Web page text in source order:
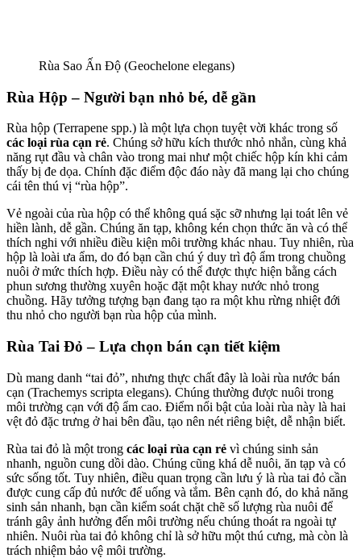
Rùa Sao Ấn Độ (Geochelone elegans)
Rùa Hộp – Người bạn nhỏ bé, dễ gần
Rùa hộp (Terrapene spp.) là một lựa chọn tuyệt vời khác trong số
các loại rùa cạn rẻ. Chúng sở hữu kích thước nhỏ nhắn, cùng khả
năng rụt đầu và chân vào trong mai như một chiếc hộp kín khi cảm
thấy bị đe dọa. Chính đặc điểm độc đáo này đã mang lại cho chúng
cái tên thú vị “rùa hộp”.
Vẻ ngoài của rùa hộp có thể không quá sặc sỡ nhưng lại toát lên vẻ
hiền lành, dễ gần. Chúng ăn tạp, không kén chọn thức ăn và có thể
thích nghi với nhiều điều kiện môi trường khác nhau. Tuy nhiên, rùa
hộp là loài ưa ẩm, do đó bạn cần chú ý duy trì độ ẩm trong chuồng
nuôi ở mức thích hợp. Điều này có thể được thực hiện bằng cách
phun sương thường xuyên hoặc đặt một khay nước nhỏ trong
chuồng. Hãy tưởng tượng bạn đang tạo ra một khu rừng nhiệt đới
thu nhỏ cho người bạn rùa hộp của mình.
Rùa Tai Đỏ – Lựa chọn bán cạn tiết kiệm
Dù mang danh “tai đỏ”, nhưng thực chất đây là loài rùa nước bán
cạn (Trachemys scripta elegans). Chúng thường được nuôi trong
môi trường cạn với độ ẩm cao. Điểm nổi bật của loài rùa này là hai
vệt đỏ đặc trưng ở hai bên đầu, tạo nên nét riêng biệt, dễ nhận biết.
Rùa tai đỏ là một trong các loại rùa cạn rẻ vì chúng sinh sản
nhanh, nguồn cung dồi dào. Chúng cũng khá dễ nuôi, ăn tạp và có
sức sống tốt. Tuy nhiên, điều quan trọng cần lưu ý là rùa tai đỏ cần
được cung cấp đủ nước để uống và tắm. Bên cạnh đó, do khả năng
sinh sản nhanh, bạn cần kiểm soát chặt chẽ số lượng rùa nuôi để
tránh gây ảnh hưởng đến môi trường nếu chúng thoát ra ngoài tự
nhiên. Nuôi rùa tai đỏ không chỉ là sở hữu một thú cưng, mà còn là
trách nhiệm bảo vệ môi trường.